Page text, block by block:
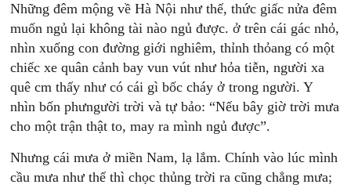
Những đêm mộng về Hà Nội như thế, thức giấc nửa đêm
muốn ngủ lại không tài nào ngủ được. ở trên cái gác nhỏ,
nhìn xuống con đường giới nghiêm, thỉnh thỏang có một
chiếc xe quân cảnh bay vun vút như hỏa tiễn, người xa
quê cm thấy như có cái gì bốc cháy ở trong người. Y
nhìn bốn phưngười trời và tự bảo: “Nếu bây giờ trời mưa
cho một trận thật to, may ra mình ngủ được”.
Nhưng cái mưa ở miền Nam, lạ lắm. Chính vào lúc mình
cầu mưa như thế thì chọc thủng trời ra cũng chẳng mưa;